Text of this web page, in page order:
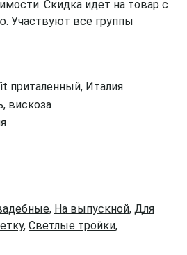
Скидка идет на товар с
Участвуют все группы
приталенный, Италия
вискоза
, На выпускной, Для
, Светлые тройки,